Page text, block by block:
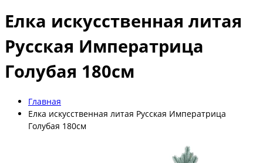
Елка искусственная литая
Русская Императрица
Голубая 180см
Главная
Елка искусственная литая Русская Императрица
Голубая 180см